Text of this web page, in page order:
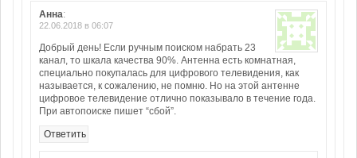
Анна:
22.06.2018 в 06:07
Добрый день! Если ручным поиском набрать 23
канал, то шкала качества 90%. Антенна есть комнатная,
специально покупалась для цифрового телевидения, как
называется, к сожалению, не помню. Но на этой антенне
цифровое телевидение отлично показывало в течение года.
При автопоиске пишет “сбой”.
Ответить